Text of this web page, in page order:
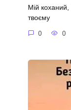
Мій
твоєму
0 0